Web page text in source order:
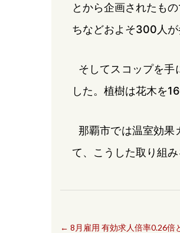
とから企画されたも
ちなどおよそ300人が
そしてスコップを手
した。植樹は花木を
那覇市では温室効果
て、こうした取り組
← 8月雇用 有効求人倍率0.26倍